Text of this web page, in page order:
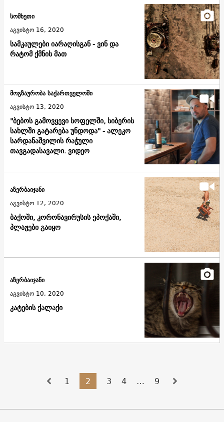
სამკაულები იარაღისგან - ვინ და
რატომ ქმნის მათ
სომხეთი
აგვისტო 16, 2020
"ბებოს გამოვყევი სოფელში, სიბერის
სახლში გატარება უნდოდა" - ალეკო
სარდანაშვილის რაჭული
თავგადასავალი. ვიდეო
მოგზაურობა საქართველოში
აგვისტო 13, 2020
ბაქოში, კორონავირუსის ეპოქაში,
პლაჟები გაიყო
აზერბაიჯანი
აგვისტო 12, 2020
კატების ქალაქი
აზერბაიჯანი
აგვისტო 10, 2020
1 2 3 4 … 9